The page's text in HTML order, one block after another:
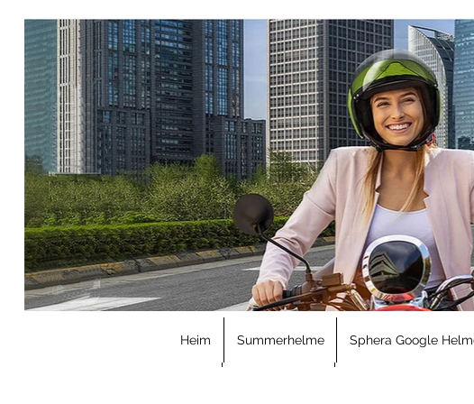
Heim Summerhelme Sphera Google
Heim Summerhelme Sphera Google